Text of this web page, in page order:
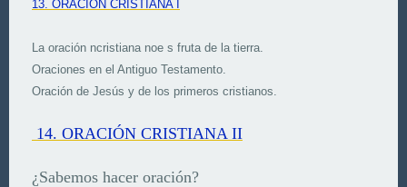
13. ORACIÓN CRISTIANA I
La oración ncristiana noe s fruta de la tierra.
Oraciones en el Antiguo Testamento.
Oración de Jesús y de los primeros cristianos.
14. ORACIÓN CRISTIANA II
¿Sabemos hacer oración?